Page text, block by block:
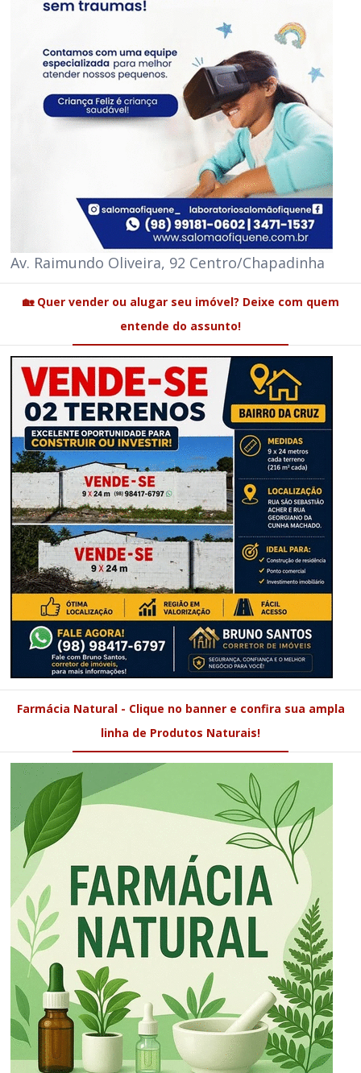
Av. Raimundo Oliveira, 92 Centro/Chapadinha
🏡 Quer vender ou alugar seu imóvel? Deixe com quem
entende do assunto!
Farmácia Natural - Clique no banner e confira sua ampla
linha de Produtos Naturais!